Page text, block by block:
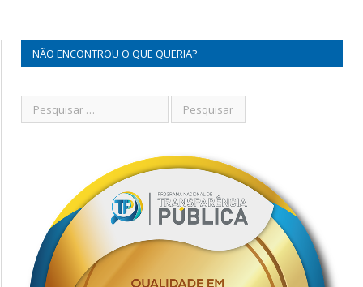
NÃO ENCONTROU O QUE QUERIA?